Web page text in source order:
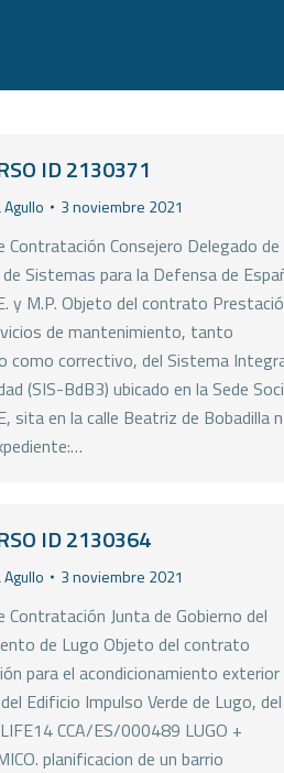
ID 2130371
3 noviembre 2021
Contratación Consejero Delegado de
Sistemas para la Defensa de
y M.P. Objeto del contrato
de mantenimiento, tanto
como correctivo, del Sistema
(SIS-BdB3) ubicado en la Sede
sita en la calle Beatriz de Bobadilla
ID 2130364
3 noviembre 2021
Contratación Junta de Gobierno del
de Lugo Objeto del contrato
para el acondicionamiento exterior
Edificio Impulso Verde de Lugo, del
CCA/ES/000489 LUGO +
planificacion de un barrio